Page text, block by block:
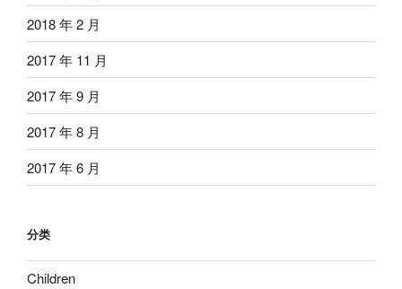
2018 年 2 月
2017 年 11 月
2017 年 9 月
2017 年 8 月
2017 年 6 月
分类
Children